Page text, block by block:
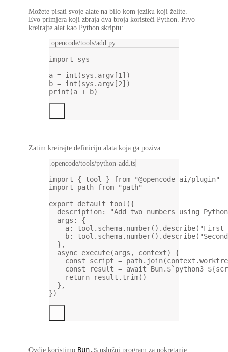
Možete pisati svoje alate na bilo kom jeziku koji želite.
Evo primjera koji zbraja dva broja koristeći Python. Prvo
kreirajte alat kao Python skriptu:
.opencode/tools/add.py
import sys
a = int (sys.argv[1 ])
b = int (sys.argv[2])
print (a + b)
Zatim kreirajte definiciju alata koja ga poziva:
.opencode/tools/python-add.ts
import { tool } from
"@opencode-ai/plugin"
import path from
"path"
export
default tool ({
description:
"Add two numbers using
args: {
a: tool.schema. number(). describe( "First
b: tool.schema. number(). describe(
},
async execute(args , context) {
const
script = path. join
const
result = await Bun. $`python3 ${
return result. trim()
},
})
Ovdje koristimo Bun.$ uslužni program za pokretanje